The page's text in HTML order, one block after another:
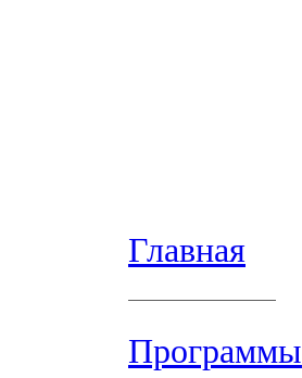
Главная
Программы